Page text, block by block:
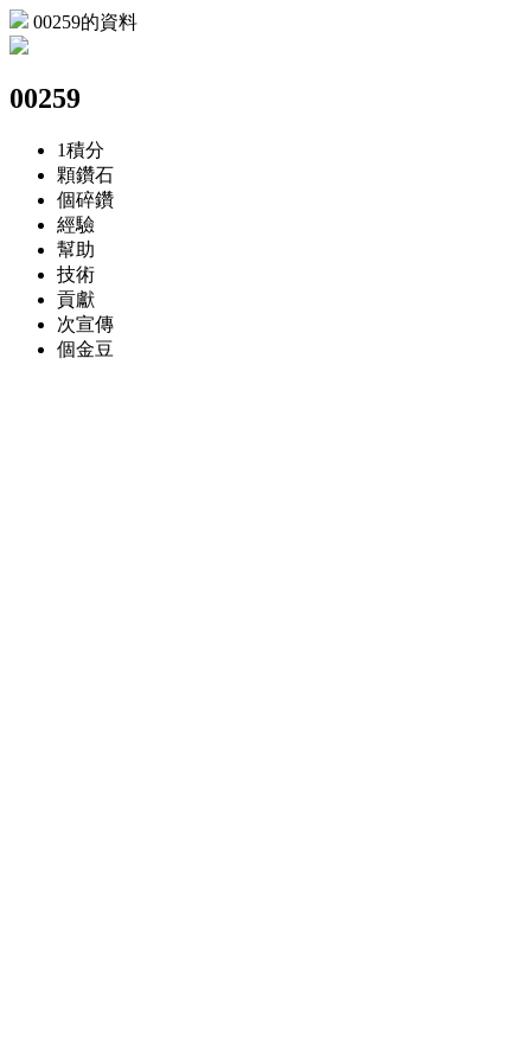
00259的資料
00259
1積分
顆鑽石
個碎鑽
經驗
幫助
技術
貢獻
次宣傳
個金豆